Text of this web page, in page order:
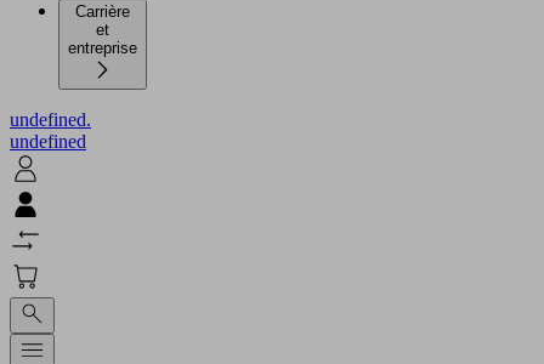
Carrière
et
entreprise
undefined.
undefined